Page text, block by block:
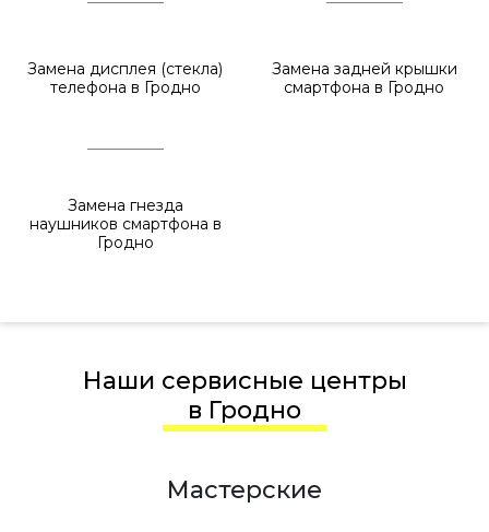
Замена дисплея (стекла)
телефона в Гродно
Замена задней крышки
смартфона в Гродно
Замена гнезда
наушников смартфона в
Гродно
Наши сервисные центры
в Гродно
Мастерские